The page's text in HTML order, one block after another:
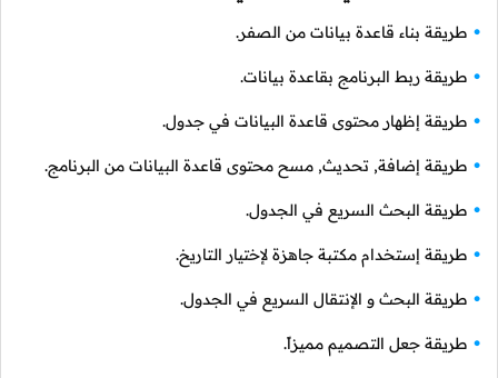
طريقة بناء قاعدة بيانات من الصفر.
طريقة ربط البرنامج بقاعدة بيانات.
طريقة إظهار محتوى قاعدة البيانات في جدول.
طريقة إضافة, تحديث, مسح محتوى قاعدة البيانات من البرنامج.
طريقة البحث السريع في الجدول.
طريقة إستخدام مكتبة جاهزة لإختيار التاريخ.
طريقة البحث و الإنتقال السريع في الجدول.
طريقة جعل التصميم مميزاً.